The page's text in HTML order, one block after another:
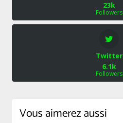
23k
Followers
Twitter
6.1k
Followers
Vous aimerez aussi